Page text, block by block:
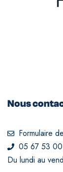
Nous
Formulaire
05 67 53
Du lundi au